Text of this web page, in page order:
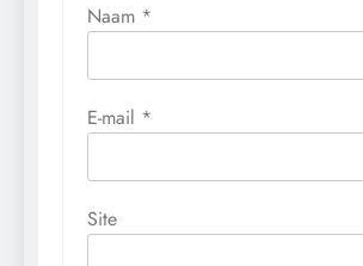
Naam *
E-mail *
Site